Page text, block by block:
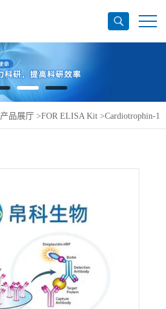
产品展厅 >FOR ELISA Kit >Cardiotrophin-1